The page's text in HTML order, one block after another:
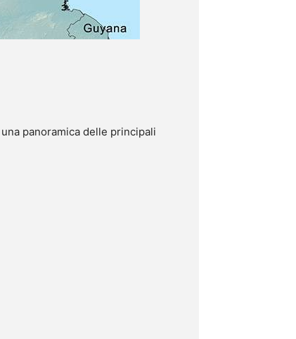
una panoramica delle principali